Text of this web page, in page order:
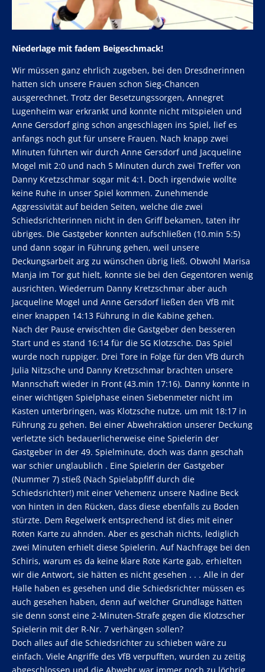
Niederlage mit fadem Beigeschmack!
Wir müssen ganz ehrlich zugeben, bei den Dresdnerinnen
hatten sich unsere Frauen schon Sieg-Chancen
ausgerechnet. Trotz der Besetzungssorgen, Annegret
Lugenheim war erkrankt und konnte nicht mitspielen und
Anne Gersdorf ging schon angeschlagen ins Spiel, lief es
anfangs noch gut für unsere Frauen. Nach knapp zwei
Minuten führten wir durch Anne Gersdorf und Jacqueline
Mogel mit 2:0 und nach 5 Minuten durch zwei Treffer von
Danny Kretzschmar sogar mit 4:1. Doch irgendwie wollte
keine Ruhe in unser Spiel kommen. Zunehmende
Aggressivität auf beiden Seiten, welche die zwei
Schiedsrichterinnen nicht in den Griff bekamen, taten ihr
übriges. Die Gastgeber konnten aufschließen (10.min 5:5)
und dann sogar in Führung gehen, weil unsere
Deckungsarbeit arg zu wünschen übrig ließ. Obwohl Marisa
Manja im Tor gut hielt, konnte sie bei den Gegentoren wenig
ausrichten. Wiederrum Danny Kretzschmar aber auch
Jacqueline Mogel und Anne Gersdorf ließen den VfB mit
einer knappen 14:13 Führung in die Kabine gehen.
Nach der Pause erwischten die Gastgeber den besseren
Start und es stand 16:14 für die SG Klotzsche. Das Spiel
wurde noch ruppiger. Drei Tore in Folge für den VfB durch
Julia Nitzsche und Danny Kretzschmar brachten unsere
Mannschaft wieder in Front (43.min 17:16). Danny konnte in
einer wichtigen Spielphase einen Siebenmeter nicht im
Kasten unterbringen, was Klotzsche nutze, um mit 18:17 in
Führung zu gehen. Bei einer Abwehraktion unserer Deckung
verletzte sich bedauerlicherweise eine Spielerin der
Gastgeber in der 49. Spielminute, doch was dann geschah
war schier unglaublich . Eine Spielerin der Gastgeber
(Nummer 7) stieß (Nach Spielabpfiff durch die
Schiedsrichter!) mit einer Vehemenz unsere Nadine Beck
von hinten in den Rücken, dass diese ebenfalls zu Boden
stürzte. Dem Regelwerk entsprechend ist dies mit einer
Roten Karte zu ahnden. Aber es geschah nichts, lediglich
zwei Minuten erhielt diese Spielerin. Auf Nachfrage bei den
Schiris, warum es da keine klare Rote Karte gab, erhielten
wir die Antwort, sie hätten es nicht gesehen . . . Alle in der
Halle haben es gesehen und die Schiedsrichter müssen es
auch gesehen haben, denn auf welcher Grundlage hätten
sie denn sonst eine 2-Minuten-Strafe gegen die Klotzscher
Spielerin mit der R-Nr. 7 verhängen sollen?
Doch alles auf die Schiedsrichter zu schieben wäre zu
einfach. Viele Angriffe des VfB verpufften, wurden zu zeitig